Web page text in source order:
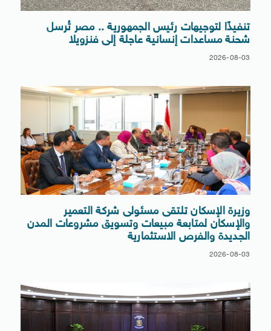
تنفيذًا لتوجيهات رئيس الجمهورية .. مصر تُرسل
شحنة مساعدات إنسانية عاجلة إلى فنزويلا
2026-08-03
وزيرة الإسكان تلتقى مسئولى شركة التعمير
والإسكان لمتابعة مبيعات وتسويق مشروعات المدن
الجديدة والفرص الاستثمارية
2026-08-03